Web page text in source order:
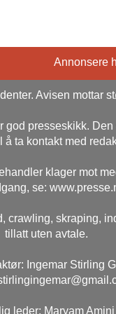
Annonsere
Avisen mottar
presseskikk.
å ta kontakt med
klager mot
se:
crawling, skraping,
tillatt uten avtale.
Ingemar Stirling
leder: Maryam Amini